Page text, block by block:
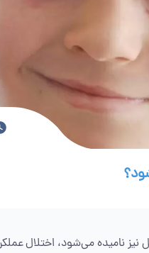
نامیده می‌شود، اختلال